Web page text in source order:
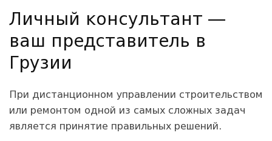
Личный консультант —
ваш представитель в
Грузии
При дистанционном управлении строительством
или ремонтом одной из самых сложных задач
является принятие правильных решений.